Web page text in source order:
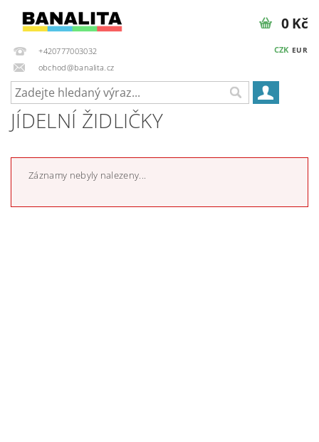
+420777003032
obchod@banalita.cz
CZK EUR
0 Kč
JÍDELNÍ ŽIDLIČKY
Záznamy nebyly nalezeny...